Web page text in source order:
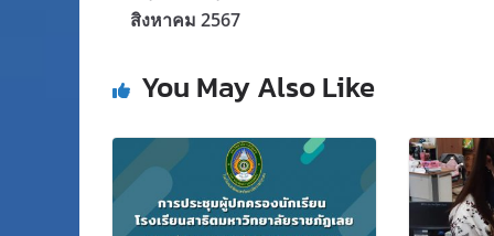
สิงหาคม 2567
You May Also Like